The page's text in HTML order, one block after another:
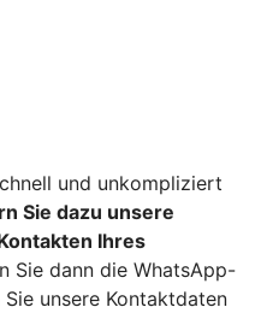
und unkompliziert
Sie dazu unsere
Ihres
Sie dann die WhatsApp-
unsere Kontaktdaten